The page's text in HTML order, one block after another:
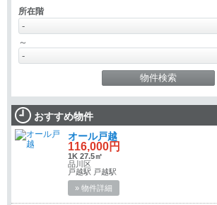
所在階
～
おすすめ物件
オール戸越
116,000円
1K 27.5㎡
品川区
戸越駅 戸越駅
» 物件詳細